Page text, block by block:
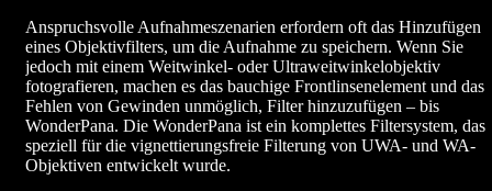
Anspruchsvolle Aufnahmeszenarien erfordern oft das Hinzufügen
eines Objektivfilters, um die Aufnahme zu speichern. Wenn Sie
jedoch mit einem Weitwinkel- oder Ultraweitwinkelobjektiv
fotografieren, machen es das bauchige Frontlinsenelement und das
Fehlen von Gewinden unmöglich, Filter hinzuzufügen – bis
WonderPana. Die WonderPana ist ein komplettes Filtersystem, das
speziell für die vignettierungsfreie Filterung von UWA- und WA-
Objektiven entwickelt wurde.